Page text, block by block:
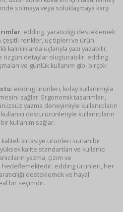
solmaya veya soluklaşmaya karşı
: edding, yaratıcılığı desteklemek
renkler, uç tipleri ve ürün
kalınlıklarda uçlarıyla yazı yazabilir,
özgün detaylar oluşturabilir. edding
ve günlük kullanım gibi birçok
: edding ürünleri, kolay kullanımıyla
sağlar. Ergonomik tasarımları,
yazma deneyimiyle kullanıcıların
dostu ürünleriyle kullanıcıların
kullanım sağlar.
kaliteli kırtasiye ürünleri sunan bir
kalite standartları ve kullanıcı
yazma, çizim ve
edding ürünleri, her
desteklemek ve hayal
bir seçimdir.